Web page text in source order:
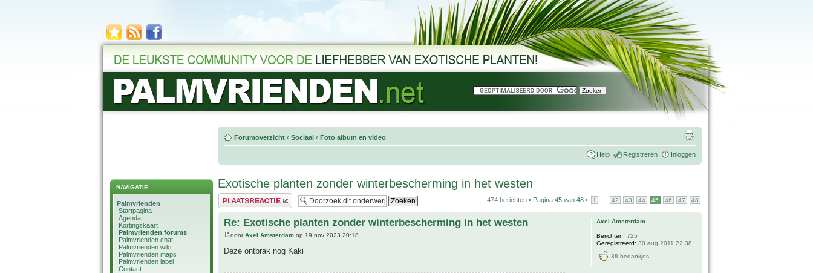
NAVIGATIE
Palmvrienden
Startpagina
Agenda
Kortingskaart
Palmvrienden forums
Palmvrienden chat
Palmvrienden wiki
Palmvrienden maps
Palmvrienden label
Contact
Forumoverzicht ‹ Sociaal ‹ Foto album en video
Help Registreren Inloggen
Exotische planten zonder winterbescherming in het westen
Plaats een reactie 474 berichten • Pagina 45 van 48 • 1 42 43 44 45 46 47 48
Re: Exotische planten zonder winterbescherming in het westen
doorAxel Amsterdam op 19 nov 2023 20:18
Deze ontbrak nog Kaki
Axel Amsterdam
Berichten: 725
Geregistreerd: 30 aug 2011 22:38
38 bedankjes